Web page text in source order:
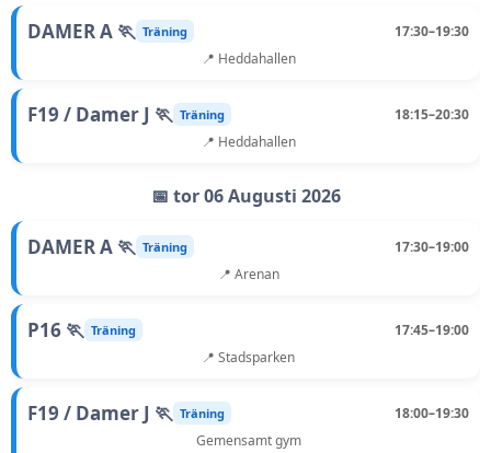
DAMER A 🏃 Träning
17:30–19:30
📍 Heddahallen
F19 / Damer J 🏃 Träning
18:15–20:30
📍 Heddahallen
📅 tor 06 Augusti 2026
DAMER A 🏃 Träning
17:30–19:00
📍 Arenan
P16 🏃 Träning
17:45–19:00
📍 Stadsparken
F19 / Damer J 🏃 Träning
18:00–19:30
Gemensamt gym